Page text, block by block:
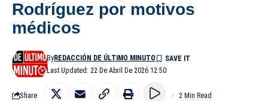
Rodríguez por motivos
médicos
Last Updated: 22 De Abril De 2026 12:50
ByREDACCIÓN DE ÚLTIMO MINUTO
Share 2 Min Read